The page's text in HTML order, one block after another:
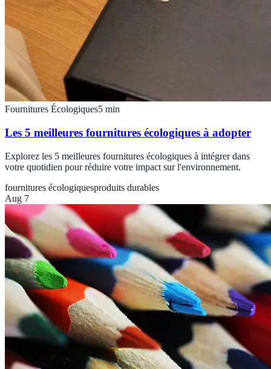
Fournitures Écologiques5 min
Les 5 meilleures fournitures écologiques à adopter
Explorez les 5 meilleures fournitures écologiques à intégrer dans
votre quotidien pour réduire votre impact sur l'environnement.
fournitures écologiquesproduits durables
Aug 7